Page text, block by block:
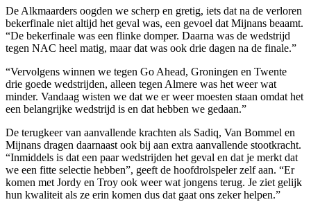
De Alkmaarders oogden we scherp en gretig, iets dat na de verloren
bekerfinale niet altijd het geval was, een gevoel dat Mijnans beaamt.
“De bekerfinale was een flinke domper. Daarna was de wedstrijd
tegen NAC heel matig, maar dat was ook drie dagen na de finale.”
“Vervolgens winnen we tegen Go Ahead, Groningen en Twente
drie goede wedstrijden, alleen tegen Almere was het weer wat
minder. Vandaag wisten we dat we er weer moesten staan omdat het
een belangrijke wedstrijd is en dat hebben we gedaan.”
De terugkeer van aanvallende krachten als Sadiq, Van Bommel en
Mijnans dragen daarnaast ook bij aan extra aanvallende stootkracht.
“Inmiddels is dat een paar wedstrijden het geval en dat je merkt dat
we een fitte selectie hebben”, geeft de hoofdrolspeler zelf aan. “Er
komen met Jordy en Troy ook weer wat jongens terug. Je ziet gelijk
hun kwaliteit als ze erin komen dus dat gaat ons zeker helpen.”